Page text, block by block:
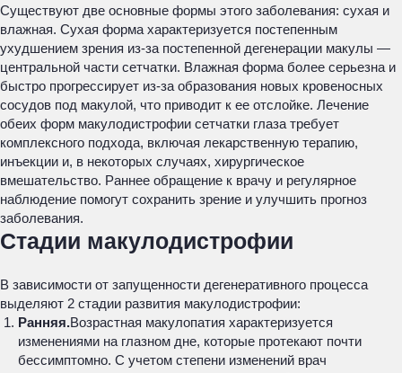
Существуют две основные формы этого заболевания: сухая и
влажная. Сухая форма характеризуется постепенным
ухудшением зрения из-за постепенной дегенерации макулы —
центральной части сетчатки. Влажная форма более серьезна и
быстро прогрессирует из-за образования новых кровеносных
сосудов под макулой, что приводит к ее отслойке. Лечение
обеих форм макулодистрофии сетчатки глаза требует
комплексного подхода, включая лекарственную терапию,
инъекции и, в некоторых случаях, хирургическое
вмешательство. Раннее обращение к врачу и регулярное
наблюдение помогут сохранить зрение и улучшить прогноз
заболевания.
Стадии макулодистрофии
В зависимости от запущенности дегенеративного процесса
выделяют 2 стадии развития макулодистрофии:
Ранняя.Возрастная макулопатия характеризуется
изменениями на глазном дне, которые протекают почти
бессимптомно. С учетом степени изменений врач